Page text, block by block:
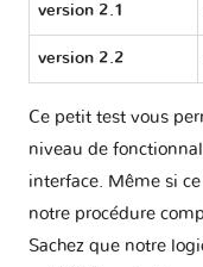
version 2.1
version 2.2
Ce petit test vous
niveau de
interface. Même si
notre procédure
Sachez que notre